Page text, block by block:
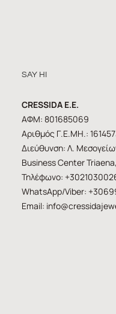
SAY HI
CRESSIDA E.E.
ΑΦΜ: 801685069
Αριθμός Γ.Ε.ΜΗ.:
Διεύθυνση: Λ.
Business Center
Τηλέφωνο:
WhatsApp/Viber:
Email: